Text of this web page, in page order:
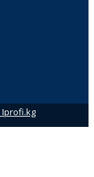
Iprofi.kg